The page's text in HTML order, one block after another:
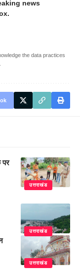
news
the data practices
उत्तराखंड
पर
उत्तराखंड
उत्तराखंड